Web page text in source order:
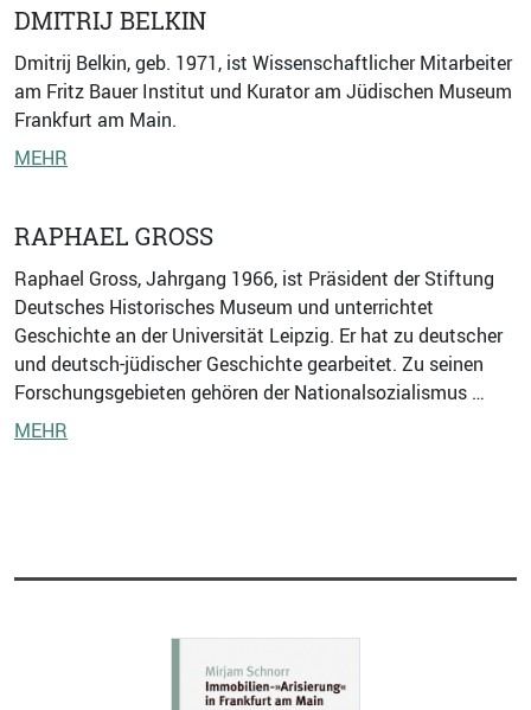
DMITRIJ BELKIN
Dmitrij Belkin, geb. 1971, ist Wissenschaftlicher Mitarbeiter
am Fritz Bauer Institut und Kurator am Jüdischen Museum
Frankfurt am Main.
MEHR
RAPHAEL GROSS
Raphael Gross, Jahrgang 1966, ist Präsident der Stiftung
Deutsches Historisches Museum und unterrichtet
Geschichte an der Universität Leipzig. Er hat zu deutscher
und deutsch-jüdischer Geschichte gearbeitet. Zu seinen
Forschungsgebieten gehören der Nationalsozialismus …
MEHR